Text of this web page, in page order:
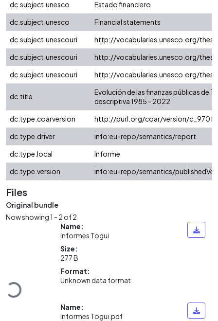
dc.subject.unesco
Estado financiero
dc.subject.unesco
Financial statements
dc.subject.unescouri
http://vocabularies.unesco.org/
dc.subject.unescouri
http://vocabularies.unesco.org/
dc.subject.unescouri
http://vocabularies.unesco.org/
dc.title
Evolución de las finanzas públicas de
descriptiva 1985 - 2022
dc.type.coarversion
http://purl.org/coar/version/
dc.type.driver
info:eu-repo/semantics/report
dc.type.local
Informe
dc.type.version
info:eu-repo/semantics/
Files
Original bundle
Now showing1 - 2 of 2
Loading...
Name:
Informes Togui
Size:
277 B
Format:
Unknown data format
Name:
Informes Togui.pdf